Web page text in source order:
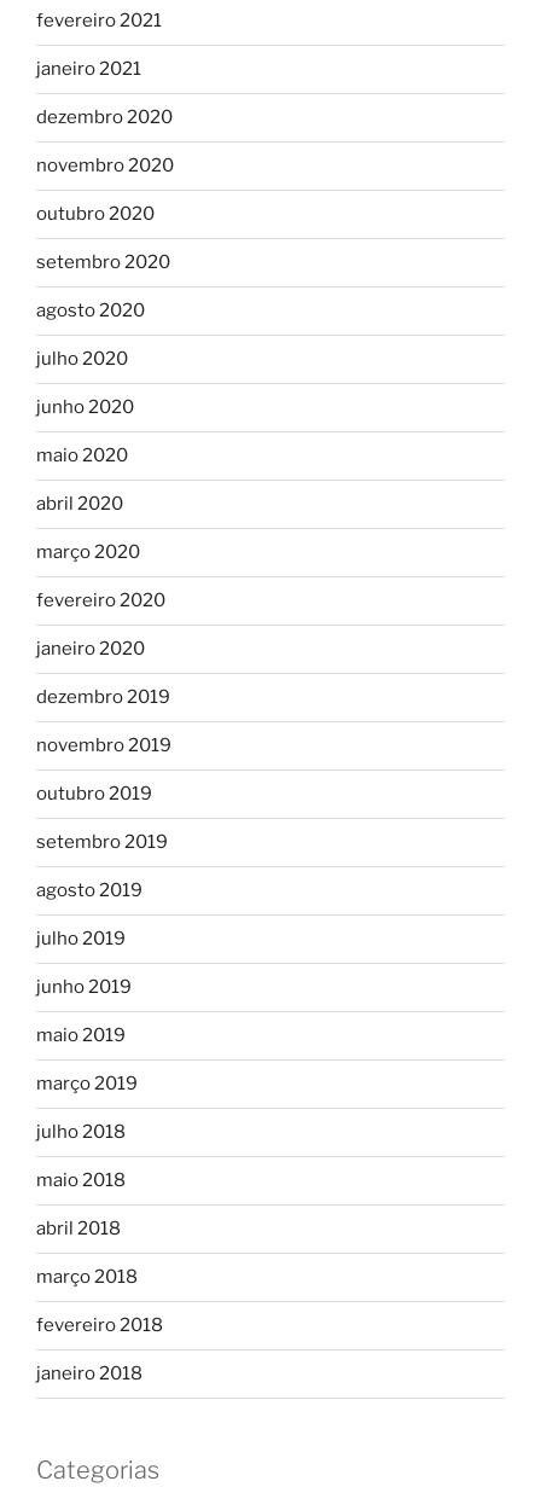
fevereiro 2021
janeiro 2021
dezembro 2020
novembro 2020
outubro 2020
setembro 2020
agosto 2020
julho 2020
junho 2020
maio 2020
abril 2020
março 2020
fevereiro 2020
janeiro 2020
dezembro 2019
novembro 2019
outubro 2019
setembro 2019
agosto 2019
julho 2019
junho 2019
maio 2019
março 2019
julho 2018
maio 2018
abril 2018
março 2018
fevereiro 2018
janeiro 2018
Categorias